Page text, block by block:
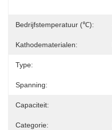
Bedrijfstemperatuur (℃):
Kathodematerialen:
Type:
Spanning:
Capaciteit:
Categorie: